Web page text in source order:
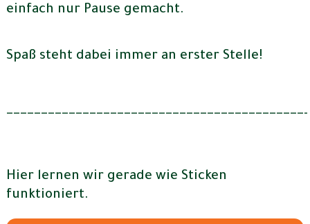
einfach nur Pause gemacht.
Spaß steht dabei immer an erster Stelle!
Hier lernen wir gerade wie Sticken
funktioniert.